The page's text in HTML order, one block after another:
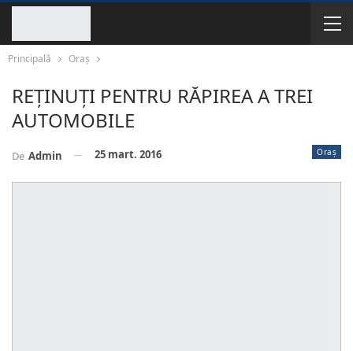
Principală Oraș
REȚINUȚI PENTRU RĂPIREA A TREI
AUTOMOBILE
Oraș
De Admin 25 mart. 2016